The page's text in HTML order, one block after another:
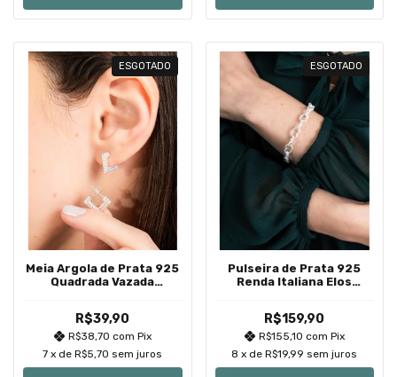
ESGOTADO
Meia Argola de Prata 925
Quadrada Vazada
R$39,90
R$38,70 com Pix
7 x deR$5,70 sem juros
ESGOTADO
Pulseira de Prata 925
Renda Italiana Elos
R$159,90
R$155,10 com Pix
8 x deR$19,99 sem juros